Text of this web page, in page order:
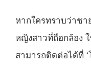
หากใครทราบว่าช
หญิงสาวที่ถือกล้อง
สามารถติดต่อได้ที่